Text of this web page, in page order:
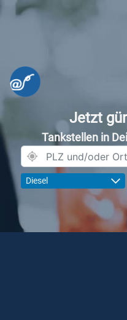
Jetzt
Tankstellen in
Diesel